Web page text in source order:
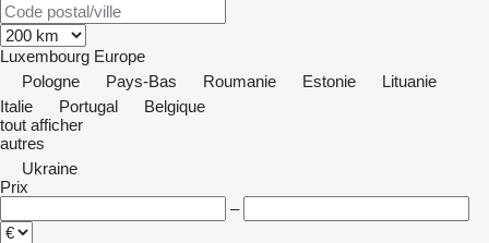
Luxembourg Europe
Pologne
Pays-Bas Roumanie Estonie
Lituanie
Italie
Portugal
Belgique
tout afficher
autres
Ukraine
Prix
–